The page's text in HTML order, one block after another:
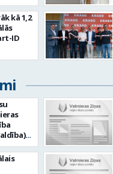
kā 1,2
ID